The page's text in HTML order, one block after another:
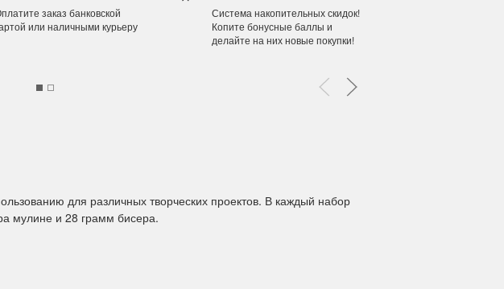
заказ банковской
или наличными курьеру
Система накопительных скидок!
Копите бонусные баллы и
делайте на них новые покупки!
для различных творческих проектов. В каждый набор
мулине и 28 грамм бисера.